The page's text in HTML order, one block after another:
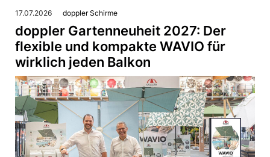
17.07.2026 doppler Schirme
doppler Gartenneuheit 2027: Der
flexible und kompakte WAVIO für
wirklich jeden Balkon